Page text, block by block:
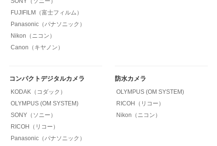
FUJIFILM（富士フィルム）
Panasonic（パナソニック）
Nikon（ニコン）
Canon（キヤノン）
コンパクトデジタルカメラ
KODAK（コダック）
OLYMPUS (OM SYSTEM)
SONY（ソニー）
RICOH（リコー）
Panasonic（パナソニック）
防水カメラ
OLYMPUS (OM SYSTEM)
RICOH（リコー）
Nikon（ニコン）